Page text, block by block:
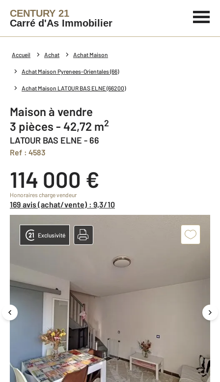
CENTURY 21
Carré d'As Immobilier
Accueil Achat Achat Maison
Achat Maison Pyrenees-Orientales (66)
Achat Maison LATOUR BAS ELNE (66200)
Maison à vendre
3 pièces - 42,72 m2
LATOUR BAS ELNE - 66
Ref : 4583
114 000 €
Honoraires charge vendeur
169 avis (achat/vente) : 9,3/10
Exclusivité